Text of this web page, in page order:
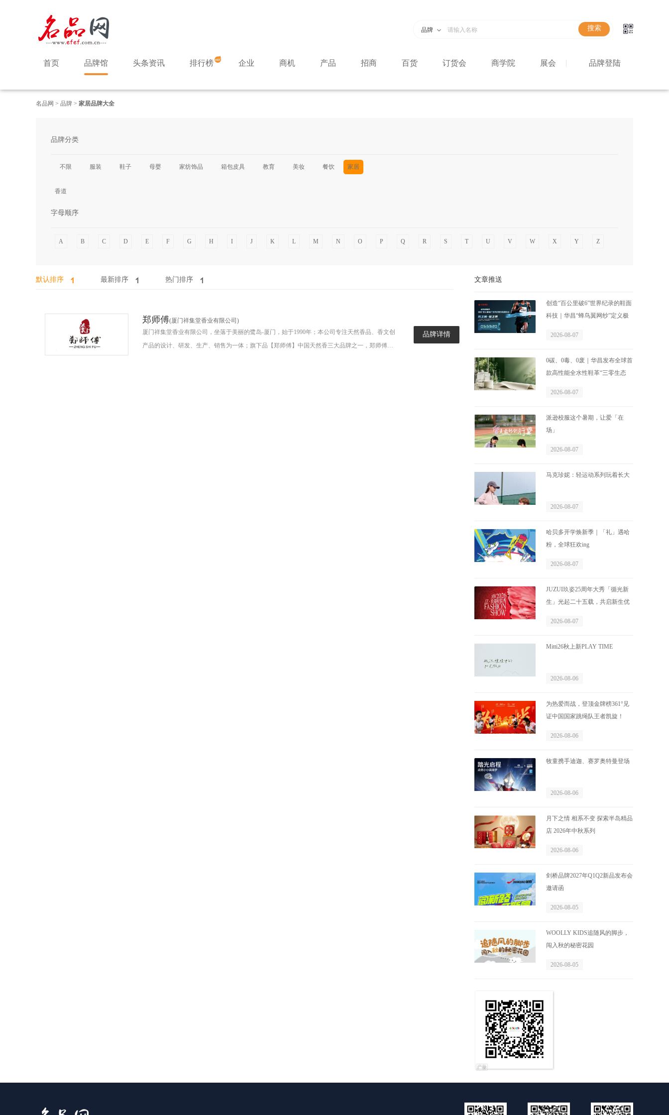
品牌
首页 品牌馆 头条资讯 排行榜 企业 商机 产品 招商 百货 订货会 商学院 展会 品牌登陆
名品网 > 品牌 > 家居品牌大全
品牌分类
不限 服装 鞋子 母婴 家纺饰品 箱包皮具 教育 美妆 餐饮 家居
香道
字母顺序
A B C D E F G H I J K L M N O P Q R S T U V W X Y Z
默认排序 最新排序 热门排序
郑师傅(厦门祥集堂香业有限公司)
厦门祥集堂香业有限公司，坐落于美丽的鹭岛-厦门，始于1990年；本公司专注天然香品、香文创
产品的设计、研发、生产、销售为一体；旗下品【郑师傅】中国天然香三大品牌之一，郑师傅系
品牌详情
文章推送
创造“百公里破6”世界纪录的鞋面
科技｜华昌“蜂鸟翼网纱”定义极
2026-08-07
0碳、0毒、0废｜华昌发布全球首
款高性能全水性鞋革“三零生态
2026-08-07
派逊校服这个暑期，让爱「在
场」
2026-08-07
马克珍妮：轻运动系列玩着长大
2026-08-07
哈贝多开学焕新季｜「礼」遇哈
粉，全球狂欢ing
2026-08-07
JUZUI玖姿25周年大秀「循光新
生」光起二十五载，共启新生优
2026-08-07
Mitti26秋上新PLAY TIME
2026-08-06
为热爱而战，登顶金牌榜361°见
证中国国家跳绳队王者凯旋！
2026-08-06
牧童携手迪迦、赛罗奥特曼登场
2026-08-06
月下之情 相系不变 探索半岛精品
店 2026年中秋系列
2026-08-06
剑桥品牌2027年Q1Q2新品发布会
邀请函
2026-08-05
WOOLLY KIDS追随风的脚步，
闯入秋的秘密花园
2026-08-05